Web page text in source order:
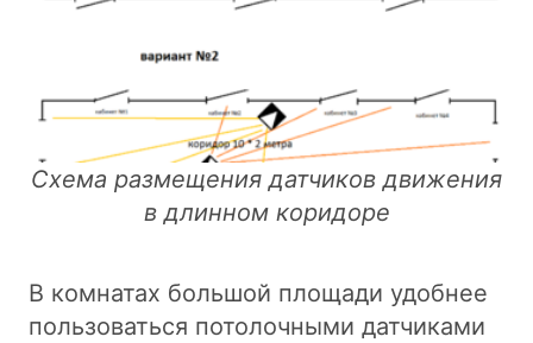
Схема размещения датчиков движения
в длинном коридоре
В комнатах большой площади удобнее
пользоваться потолочными датчиками